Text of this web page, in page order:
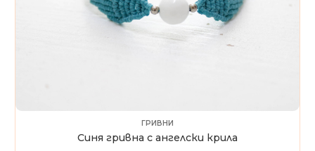
ГРИВНИ
Синя гривна с ангелски крила